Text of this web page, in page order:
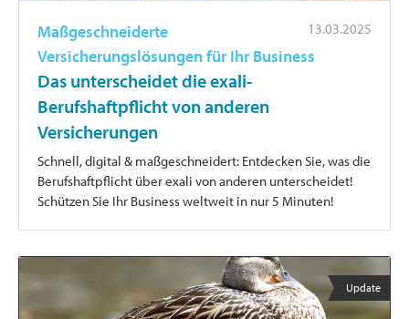
13.03.2025
Maßgeschneiderte
Versicherungslösungen für Ihr Business
Das unterscheidet die exali-
Berufshaftpflicht von anderen
Versicherungen
Schnell, digital & maßgeschneidert: Entdecken Sie, was die
Berufshaftpflicht über exali von anderen unterscheidet!
Schützen Sie Ihr Business weltweit in nur 5 Minuten!
Update